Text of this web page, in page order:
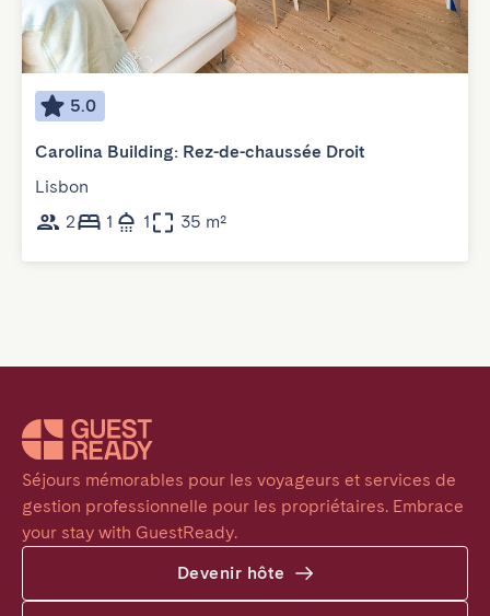
5.0
Carolina Building: Rez-de-chaussée Droit
Lisbon
2
1 1 35 m²
Séjours mémorables pour les voyageurs et services de
gestion professionnelle pour les propriétaires. Embrace
your stay with GuestReady.
Devenir hôte